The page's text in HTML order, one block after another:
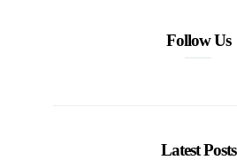
Follow Us
Latest Posts